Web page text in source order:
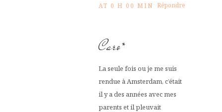
AT 0 H 00 MIN Répondre
Caro*
La seule fois ou je me suis
rendue à Amsterdam, c’était
il y a des années avec mes
parents et il pleuvait